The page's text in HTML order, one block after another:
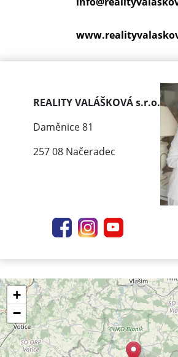
REALITY VALÁŠKOVÁ s.r.o.
Daměnice 81
257 08 Načeradec
+
−